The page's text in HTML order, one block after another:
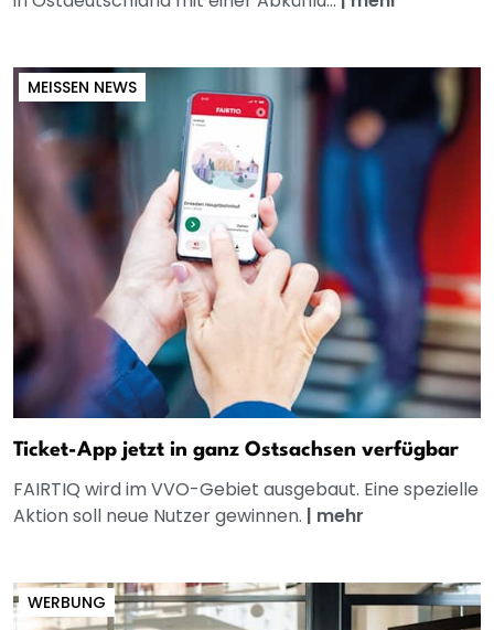
MEISSEN NEWS
Ticket-App jetzt in ganz Ostsachsen verfügbar
FAIRTIQ wird im VVO-Gebiet ausgebaut. Eine spezielle
Aktion soll neue Nutzer gewinnen. | mehr
WERBUNG